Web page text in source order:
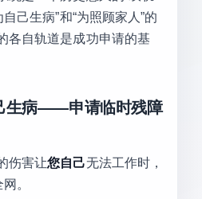
己生病”和“为照顾家人”的
各自轨道是成功申请的基
生病——申请临时残障
伤害让您自己无法工作时，
。